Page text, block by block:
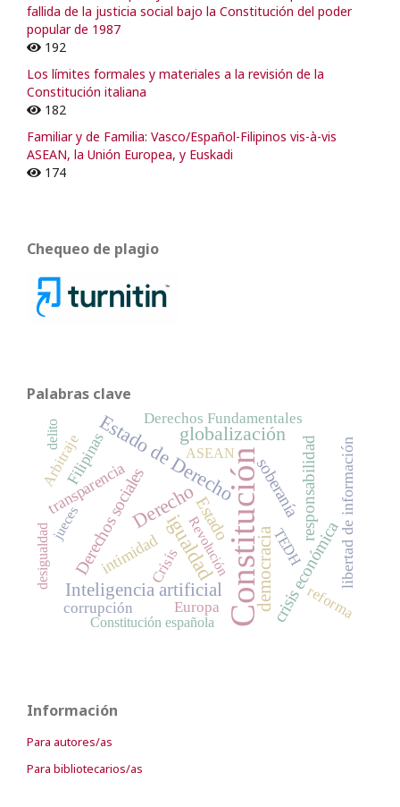
fallida de la justicia social bajo la Constitución del poder
popular de 1987
192
Los límites formales y materiales a la revisión de la
Constitución italiana
182
Familiar y de Familia: Vasco/Español-Filipinos vis-à-vis
ASEAN, la Unión Europea, y Euskadi
174
Chequeo de plagio
Palabras clave
Constitución
igualdad
Estado de Derecho
globalización
Derecho
democracia
Inteligencia artificial crisis económica
Derechos sociales Estado soberaníaresponsabilidad
transparencia
intimidad libertad de información
Filipinas
Crisis
reforma
TEDH
Derechos Fundamentales
Europa
Arbitraje
corrupción
Constitución española
desigualdad
ASEAN
jueces
delito
Revolución
Información
Para autores/as
Para bibliotecarios/as